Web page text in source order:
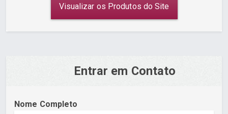
Visualizar os Produtos do Site
Entrar em Contato
Nome Completo